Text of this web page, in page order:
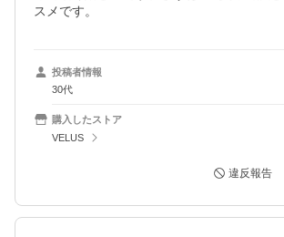
スメです。
投稿者情報
30代
購入したストア
VELUS
違反報告